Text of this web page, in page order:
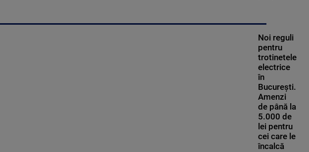
Noi reguli
pentru
trotinetele
electrice
în
București.
Amenzi
de până la
5.000 de
lei pentru
cei care le
încalcă